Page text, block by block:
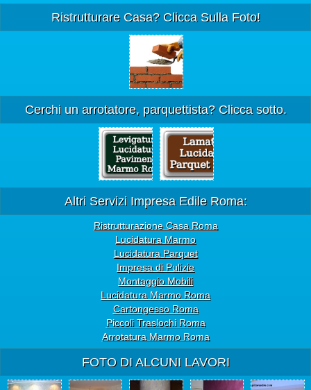
Ristrutturare Casa? Clicca Sulla Foto!
Cerchi un arrotatore, parquettista? Clicca sotto.
Altri Servizi Impresa Edile Roma:
Ristrutturazione Casa Roma
Lucidatura Marmo
Lucidatura Parquet
Impresa di Pulizie
Montaggio Mobili
Lucidatura Marmo Roma
Cartongesso Roma
Piccoli Traslochi Roma
Arrotatura Marmo Roma
FOTO DI ALCUNI LAVORI